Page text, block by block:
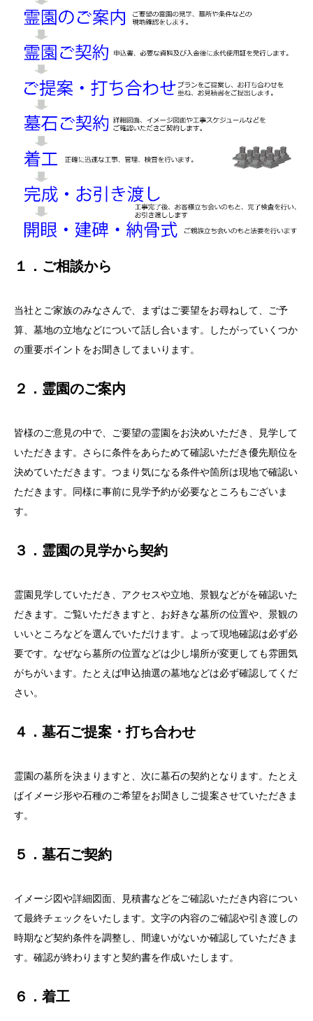
１．ご相談から
当社とご家族のみなさんで、まずはご要望をお尋ねして、ご予
算、墓地の立地などについて話し合います。したがっていくつか
の重要ポイントをお聞きしてまいります。
２．霊園のご案内
皆様のご意見の中で、ご要望の霊園をお決めいただき、見学して
いただきます。さらに条件をあらためて確認いただき優先順位を
決めていただきます。つまり気になる条件や箇所は現地で確認い
ただきます。同様に事前に見学予約が必要なところもございま
す。
３．霊園の見学から契約
霊園見学していただき、アクセスや立地、景観などがを確認いた
だきます。ご覧いただきますと、お好きな墓所の位置や、景観の
いいところなどを選んでいただけます。よって現地確認は必ず必
要です。なぜなら墓所の位置などは少し場所が変更しても雰囲気
がちがいます。たとえば申込抽選の墓地などは必ず確認してくだ
さい。
４．墓石ご提案・打ち合わせ
霊園の墓所を決まりますと、次に墓石の契約となります。たとえ
ばイメージ形や石種のご希望をお聞きしご提案させていただきま
す。
５．墓石ご契約
イメージ図や詳細図面、見積書などをご確認いただき内容につい
て最終チェックをいたします。文字の内容のご確認や引き渡しの
時期など契約条件を調整し、間違いがないか確認していただきま
す。確認が終わりますと契約書を作成いたします。
６．着工